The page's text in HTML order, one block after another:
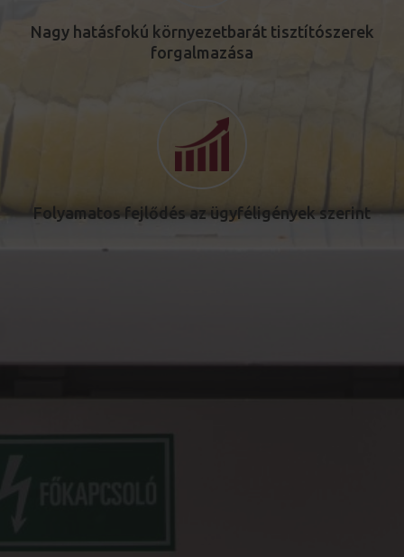
Nagy hatásfokú környezetbarát tisztítószerek
forgalmazása
Folyamatos fejlődés az ügyféligények szerint